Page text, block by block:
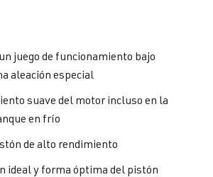
juego de funcionamiento bajo
aleación especial
suave del motor incluso en la
en frío
de alto rendimiento
ideal y forma óptima del pistón